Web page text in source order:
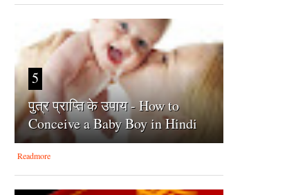
5
पुत्र प्राप्ति के उपाय - How to
Conceive a Baby Boy in Hindi
Readmore